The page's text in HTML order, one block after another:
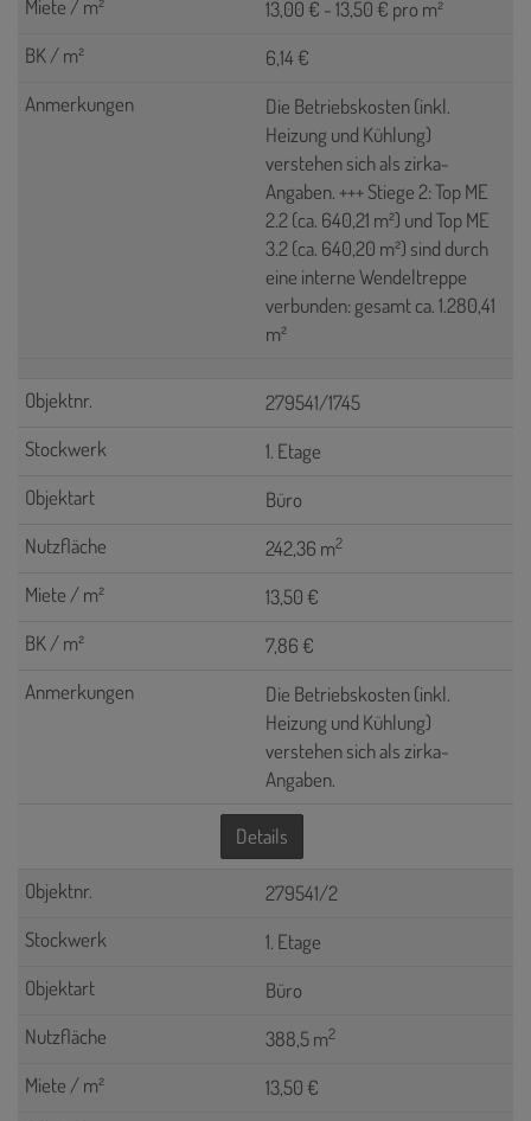
13,00 € - 13,50 € pro m²
6,14 €
Die Betriebskosten (inkl.
Heizung und Kühlung)
verstehen sich als zirka-
Angaben. +++ Stiege 2: Top ME
2.2 (ca. 640,21 m²) und Top ME
3.2 (ca. 640,20 m²) sind durch
eine interne Wendeltreppe
verbunden: gesamt ca. 1.280,41
m²
279541/1745
1. Etage
Büro
242,36 m2
13,50 €
7,86 €
Die Betriebskosten (inkl.
Heizung und Kühlung)
verstehen sich als zirka-
Angaben.
Details
279541/2
1. Etage
Büro
388,5 m2
13,50 €